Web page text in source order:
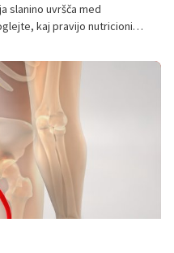
slanino uvršča med
kaj pravijo nutricionisti
uživanje.